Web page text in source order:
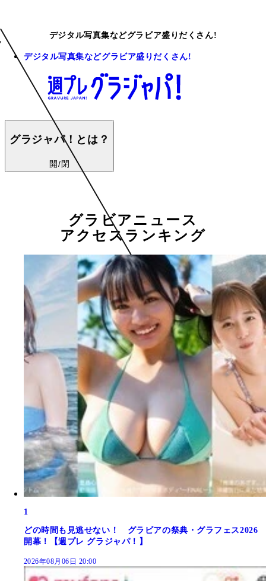
デジタル写真集などグラビア盛りだくさん!
デジタル写真集などグラビア盛りだくさん!
グラジャパ！とは？
開/閉
グラビアニュース
アクセスランキング
1
どの時間も見逃せない！ グラビアの祭典・グラフェス2026
開幕！【週プレ グラジャパ！】
2026年08月06日 20:00